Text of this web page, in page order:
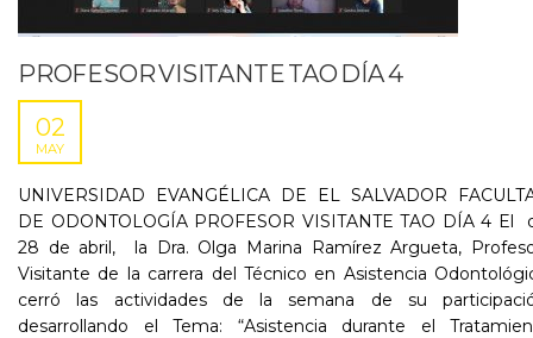
PROFESOR VISITANTE TAO DÍA 4
02
MAY
UNIVERSIDAD EVANGÉLICA DE EL SALVADOR
DE ODONTOLOGÍA PROFESOR VISITANTE TAO DÍA 4 El
28 de abril, la Dra. Olga Marina Ramírez Argueta,
Visitante de la carrera del Técnico en Asistencia
cerró las actividades de la semana de su
desarrollando el Tema: “Asistencia durante el